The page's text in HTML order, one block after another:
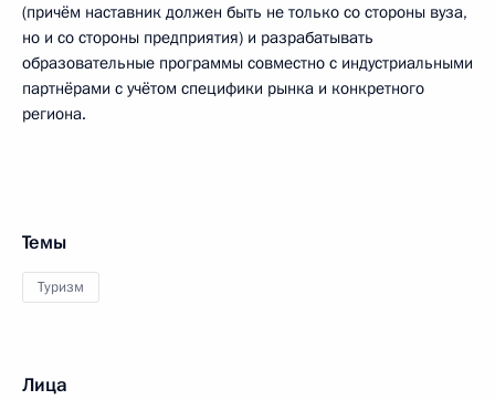
(причём наставник должен быть не только со стороны вуза,
но и со стороны предприятия) и разрабатывать
образовательные программы совместно с индустриальными
партнёрами с учётом специфики рынка и конкретного
региона.
Темы
Туризм
Лица